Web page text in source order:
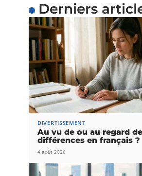
Derniers
DIVERTISSEMENT
Au vu de ou au regard
différences en français ?
4 août 2026